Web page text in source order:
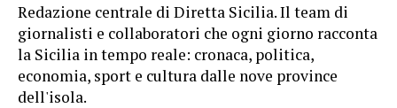
Redazione centrale di Diretta Sicilia. Il team di
giornalisti e collaboratori che ogni giorno racconta
la Sicilia in tempo reale: cronaca, politica,
economia, sport e cultura dalle nove province
dell'isola.